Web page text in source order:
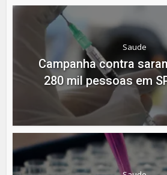
Saude
Campanha contra
280 mil pessoas em